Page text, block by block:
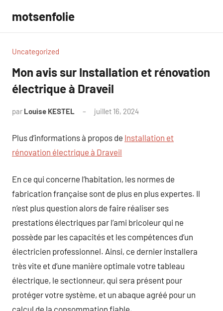
contenu
motsenfolie
Uncategorized
Mon avis sur Installation et rénovation
électrique à Draveil
par Louise KESTEL juillet 16, 2024
Plus d’informations à propos de Installation et
rénovation électrique à Draveil
En ce qui concerne l’habitation, les normes de
fabrication française sont de plus en plus expertes. Il
n’est plus question alors de faire réaliser ses
prestations électriques par l’ami bricoleur qui ne
possède par les capacités et les compétences d’un
électricien professionnel. Ainsi, ce dernier installera
très vite et d’une manière optimale votre tableau
électrique, le sectionneur, qui sera présent pour
protéger votre système, et un abaque agréé pour un
calcul de la consommation fiable.